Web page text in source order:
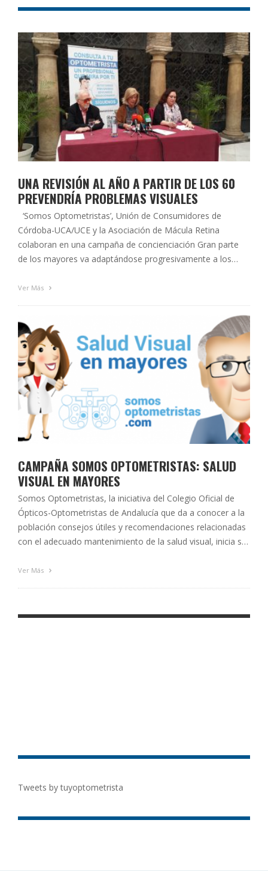
UNA REVISIÓN AL AÑO A PARTIR DE LOS 60
PREVENDRÍA PROBLEMAS VISUALES
‘Somos Optometristas’, Unión de Consumidores de
Córdoba-UCA/UCE y la Asociación de Mácula Retina
colaboran en una campaña de concienciación Gran parte
de los mayores va adaptándose progresivamente a los
porque los consideran normales de la edad Córdoba, 14 de
Ver Más
CAMPAÑA SOMOS OPTOMETRISTAS: SALUD
VISUAL EN MAYORES
Somos Optometristas, la iniciativa del Colegio Oficial de
Ópticos-Optometristas de Andalucía que da a conocer a la
población consejos útiles y recomendaciones relacionadas
con el adecuado mantenimiento de la salud visual, inicia su
en edad avanzada serán los protagonistas de los
Ver Más
Tweets by tuyoptometrista